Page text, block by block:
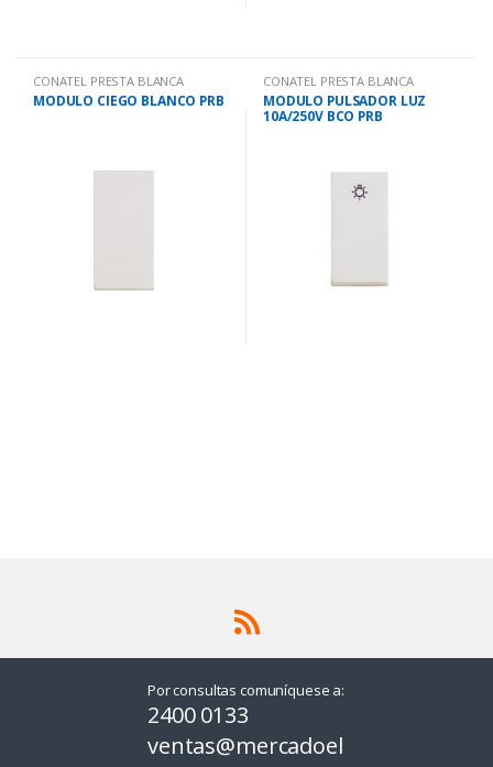
CONATEL PRESTA BLANCA
MODULO CIEGO BLANCO PRB
CONATEL PRESTA BLANCA
MODULO PULSADOR LUZ
10A/250V BCO PRB
Por consultas comuníquese a:
2400 0133
ventas@mercadoel